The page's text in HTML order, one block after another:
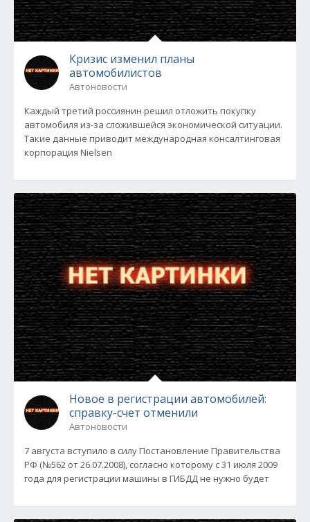
Кризис изменил планы
автомобилистов
Автоновости
Каждый третий россиянин решил отложить покупку
автомобиля из-за сложившейся экономической ситуации.
Такие данные приводит международная консалтинговая
корпорация Nielsen
Новое в регистрации автомобилей:
справку-счет отменили
Автоновости
7 августа вступило в силу Постановление Правительства
РФ (№562 от 26.07.2008), согласно которому с 31 июля 2009
года для регистрации машины в ГИБДД не нужно будет